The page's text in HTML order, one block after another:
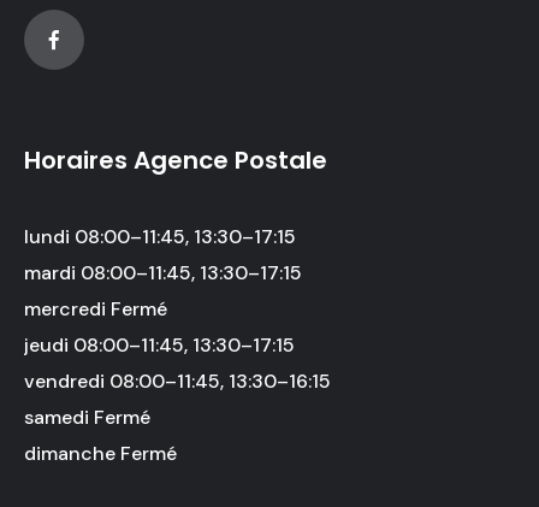
Horaires Agence Postale
lundi 08:00–11:45, 13:30–17:15
mardi 08:00–11:45, 13:30–17:15
mercredi Fermé
jeudi 08:00–11:45, 13:30–17:15
vendredi 08:00–11:45, 13:30–16:15
samedi Fermé
dimanche Fermé